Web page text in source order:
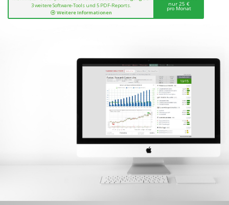
3 weitere Software-Tools und 5 PDF-Reports.
Weitere Informationen
nur 25 €
pro Monat